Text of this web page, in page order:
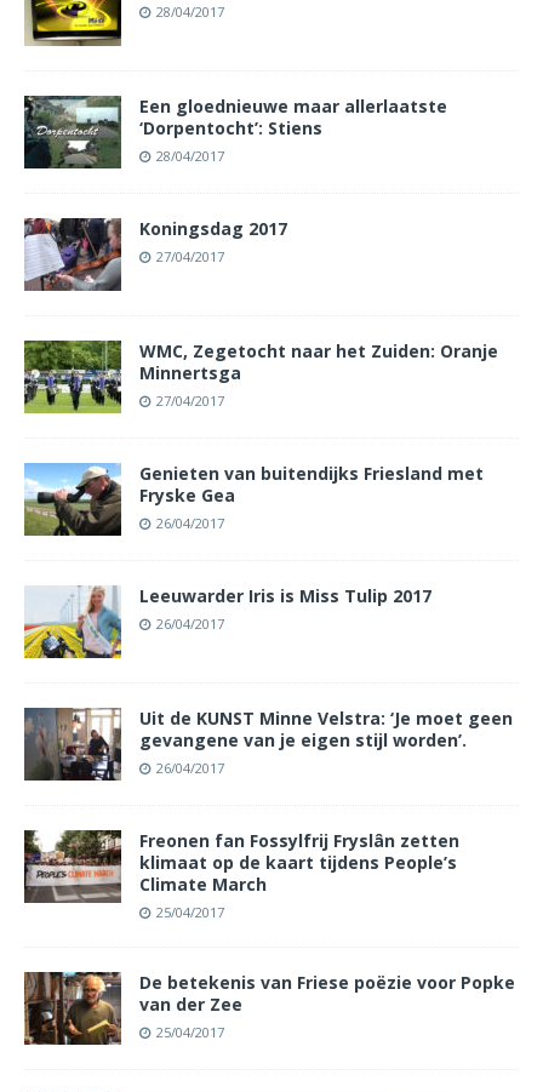
28/04/2017
Een gloednieuwe maar allerlaatste
‘Dorpentocht’: Stiens
28/04/2017
Koningsdag 2017
27/04/2017
WMC, Zegetocht naar het Zuiden: Oranje
Minnertsga
27/04/2017
Genieten van buitendijks Friesland met
Fryske Gea
26/04/2017
Leeuwarder Iris is Miss Tulip 2017
26/04/2017
Uit de KUNST Minne Velstra: ‘Je moet geen
gevangene van je eigen stijl worden’.
26/04/2017
Freonen fan Fossylfrij Fryslân zetten
klimaat op de kaart tijdens People’s
Climate March
25/04/2017
De betekenis van Friese poëzie voor Popke
van der Zee
25/04/2017